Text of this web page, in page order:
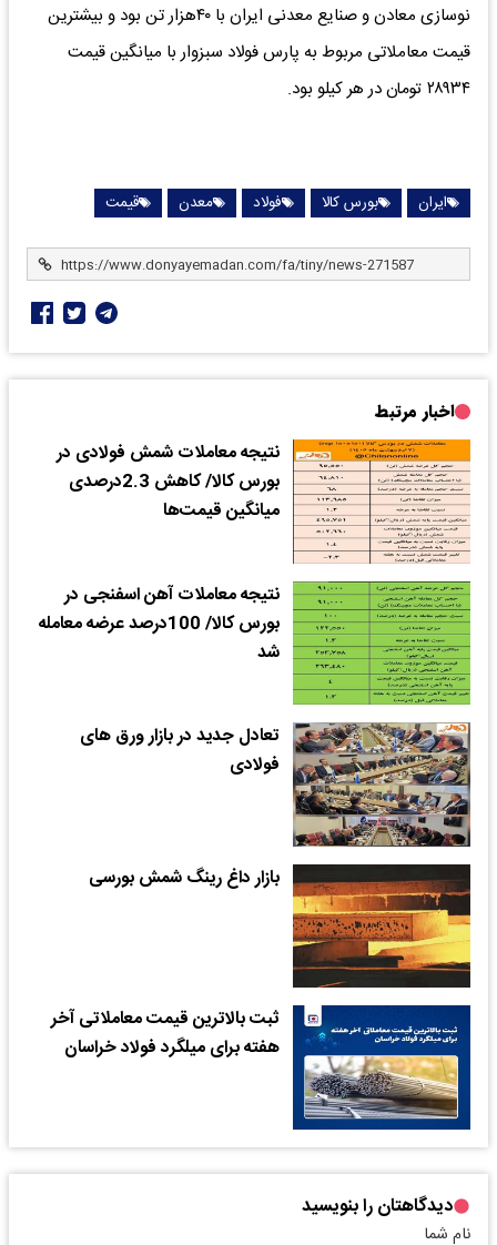
نوسازی معادن و صنایع معدنی ایران با ۴۰هزار تن بود و بیشترین
قیمت معاملاتی مربوط به پارس فولاد سبزوار با میانگین قیمت
۲۸۹۳۴ تومان در هر کیلو بود.
ایران بورس کالا فولاد معدن قیمت
اخبار مرتبط
نتیجه معاملات شمش فولادی در
بورس کالا/ کاهش 2.3درصدی
میانگین قیمت‌ها
نتیجه معاملات آهن اسفنجی در
بورس کالا/ 100درصد عرضه معامله
شد
تعادل جدید در بازار ورق های
فولادی
بازار داغ رینگ شمش بورسی
ثبت بالاترین قیمت معاملاتی آخر
هفته برای میلگرد فولاد خراسان
دیدگاهتان را بنویسید
نام شما